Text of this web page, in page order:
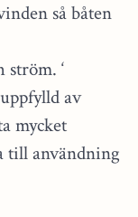
så båten
‘
av
mycket
till användning